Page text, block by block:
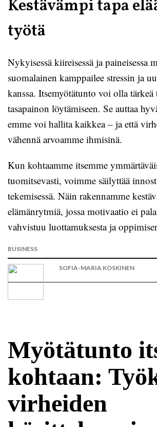
Kestävämpi tapa
työtä
Nykyisessä kiireisessä ja paineisessa
suomalainen kamppailee stressin ja
kanssa. Itsemyötätunto voi olla
tasapainon löytämiseen. Se auttaa
emme voi hallita kaikkea – ja että
vähennä arvoamme ihmisinä.
Kun kohtaamme itsemme
tuomitsevasti, voimme säilyttää
tekemisessä. Näin rakennamme
elämänrytmiä, jossa motivaatio ei
vahvistuu luottamuksesta ja
BUSINESS
SOFIA-MARIA KOSKINEN
Myötätunto
kohtaan:
virheiden